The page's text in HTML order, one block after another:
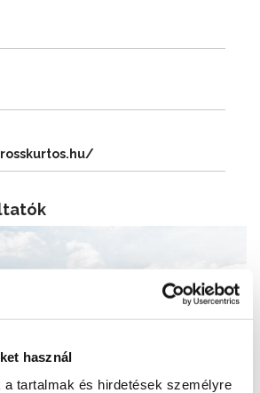
használ
a tartalmak és hirdetések személyre